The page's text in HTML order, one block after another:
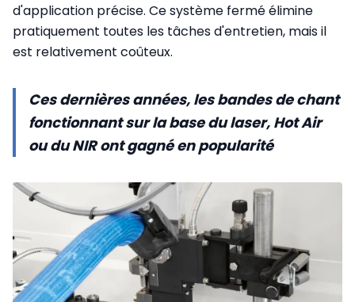
d'application précise. Ce système fermé élimine
pratiquement toutes les tâches d'entretien, mais il
est relativement coûteux.
Ces dernières années, les bandes de chant
fonctionnant sur la base du laser, Hot Air
ou du NIR ont gagné en popularité